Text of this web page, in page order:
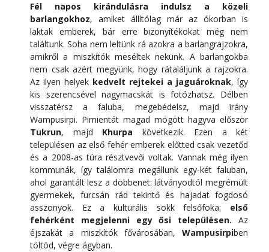
Fél napos kirándulásra indulsz a közeli
barlangokhoz, amiket állítólag már az ókorban is
laktak emberek, bár erre bizonyítékokat még nem
találtunk. Soha nem leltünk rá azokra a barlangrajzokra,
amikről a miszkítók meséltek nekünk. A barlangokba
nem csak azért megyünk, hogy rátaláljunk a rajzokra.
Az ilyen helyek kedvelt rejtekei a jaguároknak, így
kis szerencsével nagymacskát is fotózhatsz. Délben
visszatérsz a faluba, megebédelsz, majd irány
Wampusirpi. Pimientát magad mögött hagyva először
Tukrun, majd Khurpa következik. Ezen a két
településen az első fehér emberek előtted csak vezetőd
és a 2008-as túra résztvevői voltak. Vannak még ilyen
kommunák, így találomra megállunk egy-két faluban,
ahol garantált lesz a döbbenet: látványodtól megrémült
gyermekek, furcsán rád tekintő és hajadat fogdosó
asszonyok. Ez a kulturális sokk felsőfoka: első
fehérként megjelenni egy ősi településen. Az
éjszakát a miszkítók fővárosában, Wampusirpiben
töltöd, végre ágyban.